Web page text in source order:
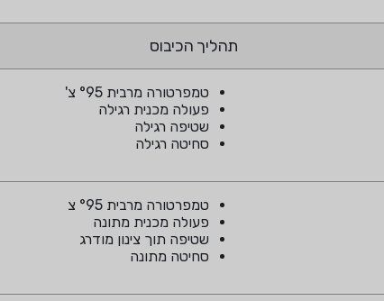
תהליך הכיבוס
טמפרטורה מרבית °95 צ'
פעולה מכנית רגילה
שטיפה רגילה
סחיטה רגילה
טמפרטורה מרבית °95 צ
פעולה מכנית מתונה
שטיפה תוך צינון מודרג
סחיטה מתונה